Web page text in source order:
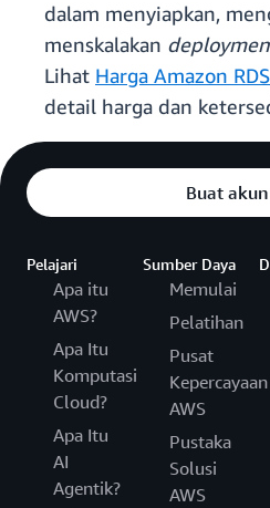
dalam menyiapkan,
menskalakan
Lihat Harga Amazon
detail harga dan
Buat akun
Pelajari
Apa itu
AWS?
Apa Itu
Komputasi
Cloud?
Apa Itu
AI
Agentik?
Sumber Daya
Memulai
Pelatihan
Pusat
Kepercayaan
AWS
Pustaka
Solusi
AWS